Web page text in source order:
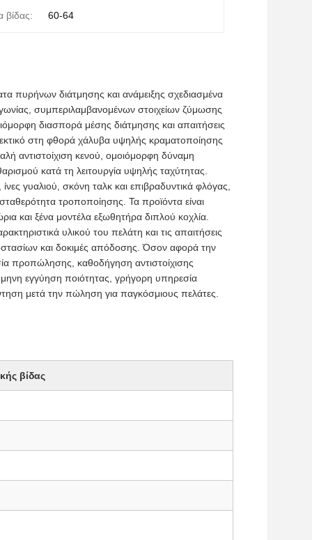
βίδας: 60-64
πυρήνων διάτμησης και ανάμειξης σχεδιασμένα
συμπεριλαμβανομένων στοιχείων ζύμωσης
διασπορά μέσης διάτμησης και απαιτήσεις
στη φθορά χάλυβα υψηλής κραματοποίησης
αντιστοίχιση κενού, ομοιόμορφη δύναμη
κατά τη λειτουργία υψηλής ταχύτητας.
γυαλιού, σκόνη ταλκ και επιβραδυντικά φλόγας,
τροποποίησης. Τα προϊόντα είναι
και ξένα μοντέλα εξωθητήρα διπλού κοχλία.
υλικού του πελάτη και τις απαιτήσεις
και δοκιμές απόδοσης. Όσον αφορά την
προπώλησης, καθοδήγηση αντιστοίχισης
εγγύηση ποιότητας, γρήγορη υπηρεσία
μετά την πώληση για παγκόσμιους πελάτες.
βίδας